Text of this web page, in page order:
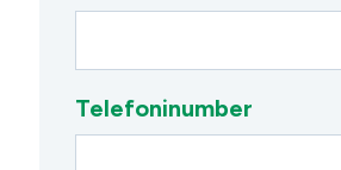
Telefoninumber